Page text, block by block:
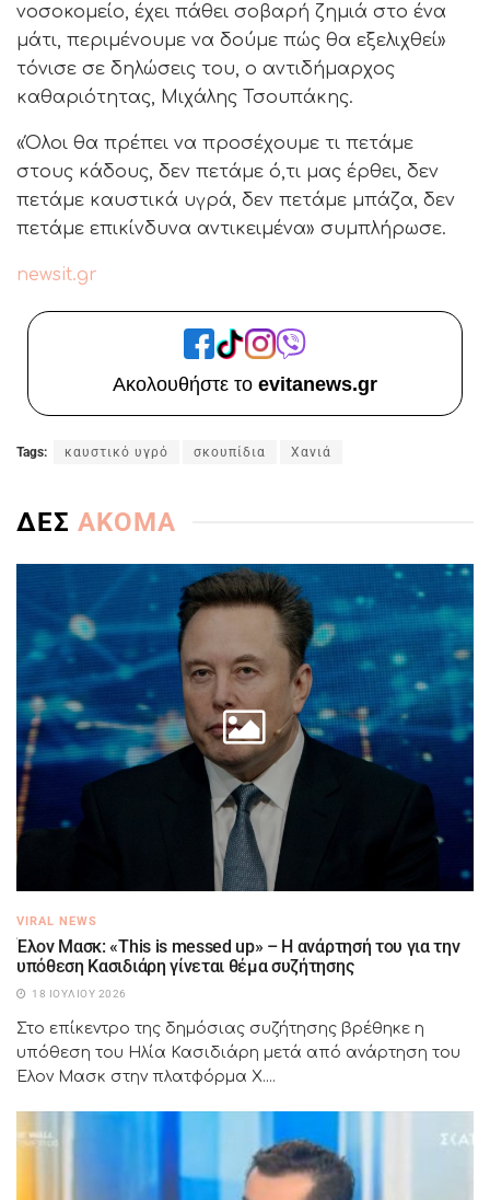
νοσοκομείο, έχει πάθει σοβαρή ζημιά στο ένα
μάτι, περιμένουμε να δούμε πώς θα εξελιχθεί»
τόνισε σε δηλώσεις του, ο αντιδήμαρχος
καθαριότητας, Μιχάλης Τσουπάκης.
«Όλοι θα πρέπει να προσέχουμε τι πετάμε
στους κάδους, δεν πετάμε ό,τι μας έρθει, δεν
πετάμε καυστικά υγρά, δεν πετάμε μπάζα, δεν
πετάμε επικίνδυνα αντικειμένα» συμπλήρωσε.
newsit.gr
Ακολουθήστε το evitanews.gr
Tags: καυστικό υγρό σκουπίδια Χανιά
ΔΕΣ ΑΚΟΜΑ
VIRAL NEWS
Έλον Μασκ: «This is messed up» – Η ανάρτησή του για την
υπόθεση Κασιδιάρη γίνεται θέμα συζήτησης
18 ΙΟΥΛΊΟΥ 2026
Στο επίκεντρο της δημόσιας συζήτησης βρέθηκε η
υπόθεση του Ηλία Κασιδιάρη μετά από ανάρτηση του
Έλον Μασκ στην πλατφόρμα X....